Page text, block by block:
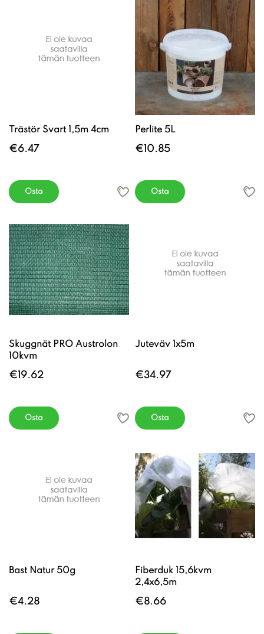
Trästör Svart 1,5m 4cm
€6.47
Osta
Perlite 5L
€10.85
Osta
Skuggnät PRO Austrolon
10kvm
€19.62
Osta
Juteväv 1x5m
€34.97
Osta
Bast Natur 50g
€4.28
Fiberduk 15,6kvm
2,4x6,5m
€8.66